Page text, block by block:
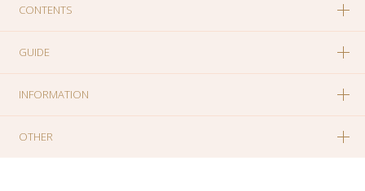
CONTENTS
GUIDE
INFORMATION
OTHER